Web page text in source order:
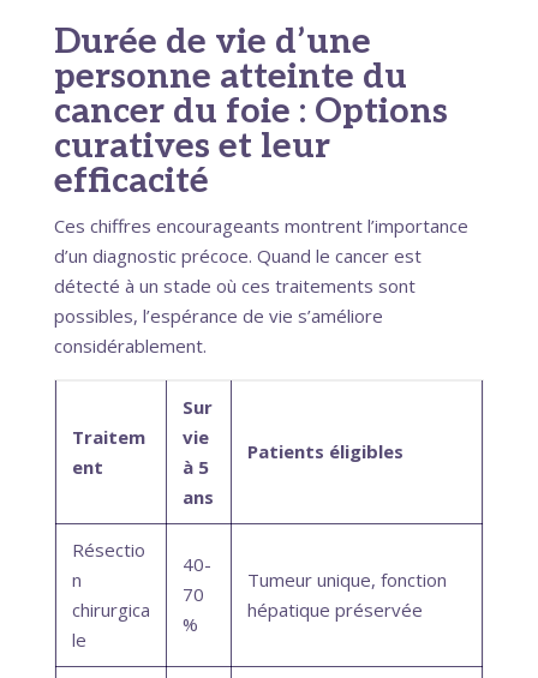
Durée de vie d’une
personne atteinte du
cancer du foie : Options
curatives et leur
efficacité
Ces chiffres encourageants montrent l’importance
d’un diagnostic précoce. Quand le cancer est
détecté à un stade où ces traitements sont
possibles, l’espérance de vie s’améliore
considérablement.
Traitem
ent
Sur
vie
à 5
ans
Patients éligibles
Résectio
n
chirurgica
le
40-
70
%
Tumeur unique, fonction
hépatique préservée